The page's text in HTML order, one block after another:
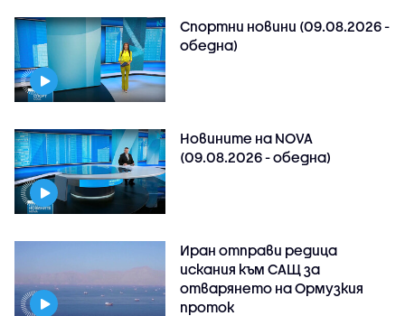
Спортни новини (09.08.2026 -
обедна)
Новините на NOVA
(09.08.2026 - обедна)
Иран отправи редица
искания към САЩ за
отварянето на Ормузкия
проток